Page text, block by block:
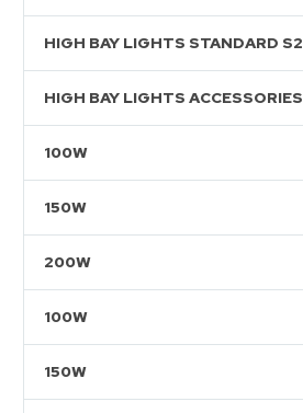
HIGH BAY LIGHTS STANDARD S2
HIGH BAY LIGHTS ACCESSORIES
100W
150W
200W
100W
150W